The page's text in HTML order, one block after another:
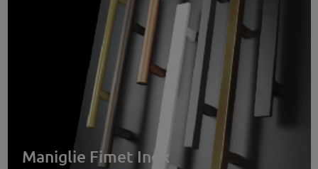
Maniglie Fimet Inox